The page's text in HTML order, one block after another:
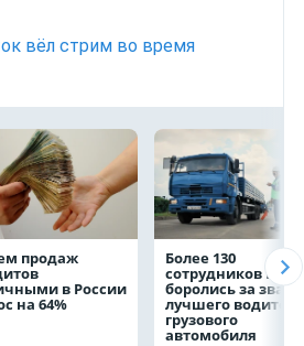
вёл стрим во время
продаж
в России
на 64%
Более 130
сотрудников НЛМК
боролись за звание
лучшего водителя
грузового
автомобиля